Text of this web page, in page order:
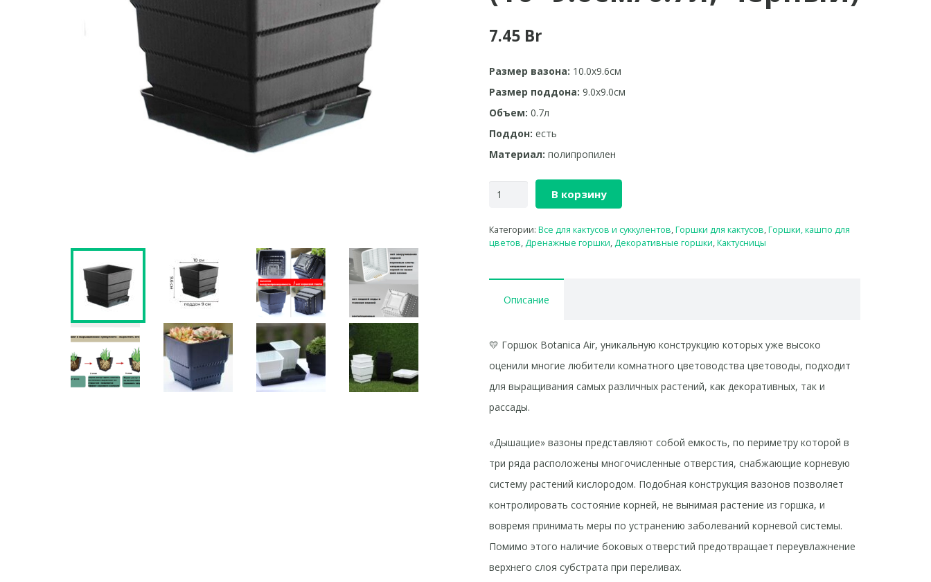
7.45 Br
Размер вазона: 10.0х9.6см
Размер поддона: 9.0х9.0см
Объем: 0.7л
Поддон: есть
Материал: полипропилен
В корзину
Категории:Все для кактусов и суккулентов,Горшки для кактусов,Горшки, кашпо для
цветов,Дренажные горшки,Декоративные горшки,Кактусницы
Описание
💛 Горшок Botanica Air, уникальную конструкцию которых уже высоко
оценили многие любители комнатного цветоводства цветоводы, подходит
для выращивания самых различных растений, как декоративных, так и
рассады.
«Дышащие» вазоны представляют собой емкость, по периметру которой в
три ряда расположены многочисленные отверстия, снабжающие корневую
систему растений кислородом. Подобная конструкция вазонов позволяет
контролировать состояние корней, не вынимая растение из горшка, и
вовремя принимать меры по устранению заболеваний корневой системы.
Помимо этого наличие боковых отверстий предотвращает переувлажнение
верхнего слоя субстрата при переливах.